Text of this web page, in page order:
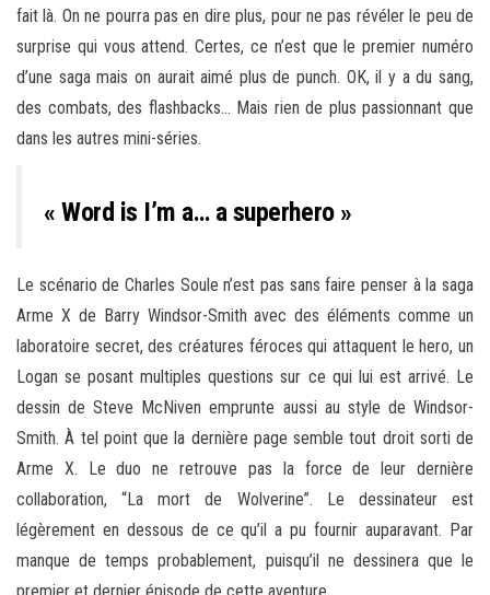
fait là. On ne pourra pas en dire plus, pour ne pas révéler le peu de
surprise qui vous attend. Certes, ce n’est que le premier numéro
d’une saga mais on aurait aimé plus de punch. OK, il y a du sang,
des combats, des flashbacks… Mais rien de plus passionnant que
dans les autres mini-séries.
« Word is I’m a… a superhero »
Le scénario de Charles Soule n’est pas sans faire penser à la saga
Arme X de Barry Windsor-Smith avec des éléments comme un
laboratoire secret, des créatures féroces qui attaquent le hero, un
Logan se posant multiples questions sur ce qui lui est arrivé. Le
dessin de Steve McNiven emprunte aussi au style de Windsor-
Smith. À tel point que la dernière page semble tout droit sorti de
Arme X. Le duo ne retrouve pas la force de leur dernière
collaboration, “La mort de Wolverine”. Le dessinateur est
légèrement en dessous de ce qu’il a pu fournir auparavant. Par
manque de temps probablement, puisqu’il ne dessinera que le